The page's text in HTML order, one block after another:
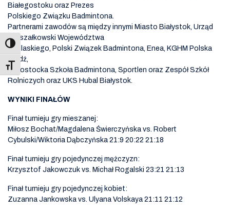
Toggle Font size
Białegostoku oraz Prezes
Polskiego Związku Badmintona.
Partnerami zawodów są między innymi Miasto Białystok, Urząd
Marszałkowski Województwa
Podlaskiego, Polski Związek Badmintona, Enea, KGHM Polska
Miedź,
Białostocka Szkoła Badmintona, Sportlen oraz Zespół Szkół
Rolniczych oraz UKS Hubal Białystok.
WYNIKI FINAŁÓW
Finał turnieju gry mieszanej:
Miłosz Bochat/Magdalena Świerczyńska vs. Robert
Cybulski/Wiktoria Dąbczyńska 21:9 20:22 21:18
Finał turnieju gry pojedynczej mężczyzn:
Krzysztof Jakowczuk vs. Michał Rogalski 23:21 21:13
Finał turnieju gry pojedynczej kobiet:
Zuzanna Jankowska vs. Ulyana Volskaya 21:11 21:12